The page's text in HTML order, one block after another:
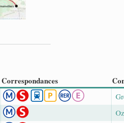
Correspondances